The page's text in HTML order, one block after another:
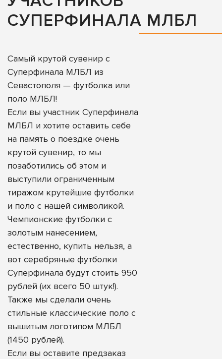
СУПЕРФИНАЛА МЛБЛ
Самый крутой сувенир с
Суперфинала МЛБЛ из
Севастополя — футболка или
поло МЛБЛ!
Если вы участник Суперфинала
МЛБЛ и хотите оставить себе
на память о поездке очень
крутой сувенир, то мы
позаботились об этом и
выступили ограниченным
тиражом крутейшие футболки
и поло с нашей символикой.
Чемпионские футболки с
золотым нанесением,
естественно, купить нельзя, а
вот серебряные футболки
Суперфинала будут стоить 950
рублей (их всего 50 штук!).
Также мы сделали очень
стильные классические поло с
вышитым логотипом МЛБЛ
(1450 рублей).
Если вы оставите предзаказ